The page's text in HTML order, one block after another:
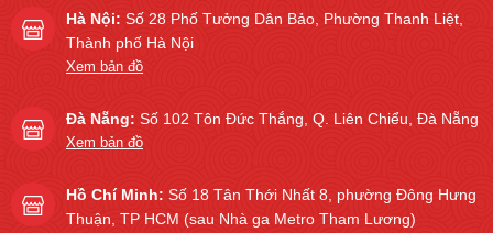
Hà Nội: Số 28 Phố Tưởng Dân Bảo, Phường Thanh Liệt,
Thành phố Hà Nội
Xem bản đồ
Đà Nẵng: Số 102 Tôn Đức Thắng, Q. Liên Chiểu, Đà Nẵng
Xem bản đồ
Hồ Chí Minh: Số 18 Tân Thới Nhất 8, phường Đông Hưng
Thuận, TP HCM (sau Nhà ga Metro Tham Lương)